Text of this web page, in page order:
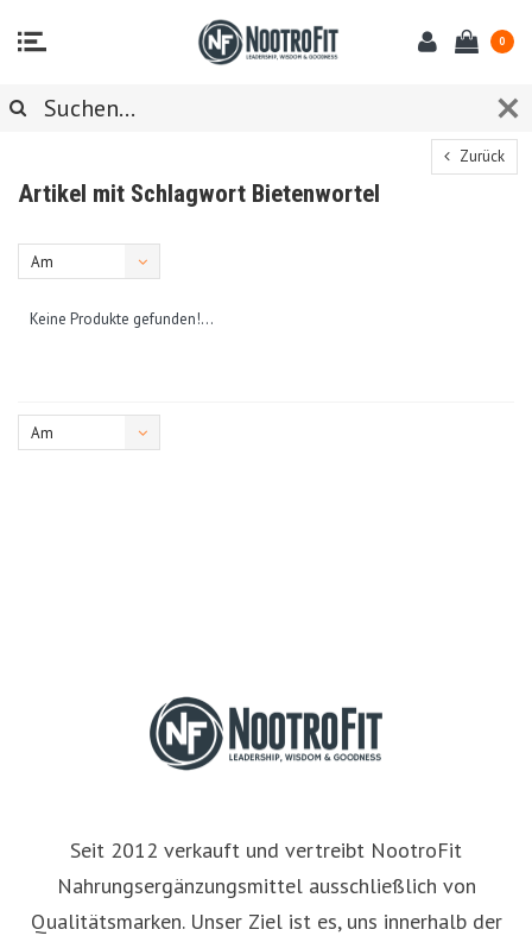
0
Zurück
Artikel mit Schlagwort Bietenwortel
Am
Keine Produkte gefunden!...
Am
Seit 2012 verkauft und vertreibt NootroFit
Nahrungsergänzungsmittel ausschließlich von
Qualitätsmarken. Unser Ziel ist es, uns innerhalb der